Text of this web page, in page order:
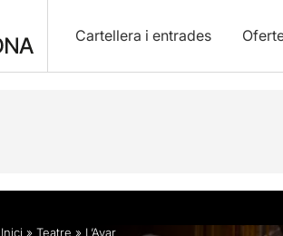
Cartellera i entrades
Fitxa artística Fotos i vídeos
Inici » Teatre » L’Avar